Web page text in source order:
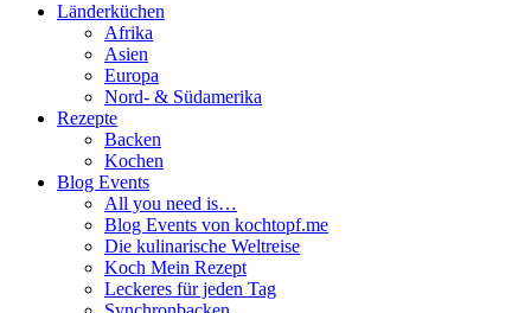
Länderküchen
Afrika
Asien
Europa
Nord- & Südamerika
Rezepte
Backen
Kochen
Blog Events
All you need is…
Blog Events von kochtopf.me
Die kulinarische Weltreise
Koch Mein Rezept
Leckeres für jeden Tag